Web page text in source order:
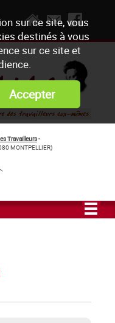
sur ce site, vous
destinés à vous
sur ce site et
Accepter
Travailleurs-
MONTPELLIER)